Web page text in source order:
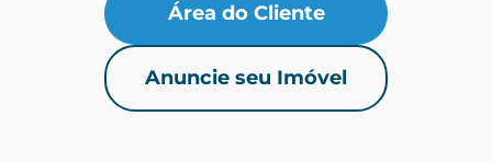
Área do Cliente
Anuncie seu Imóvel